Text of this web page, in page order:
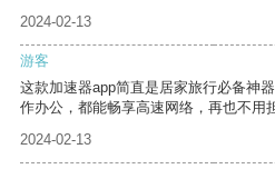
2024-02-13
游客
这款加速器app简直是居家旅行必备神
作办公，都能畅享高速网络，再也不用
2024-02-13